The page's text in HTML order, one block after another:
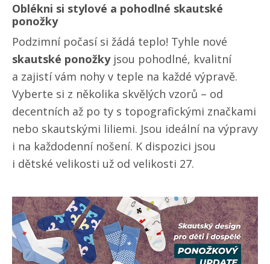
Oblékni si stylové a pohodlné skautské
ponožky
Podzimní počasí si žádá teplo! Tyhle nové
skautské ponožkyjsou pohodlné, kvalitní
a zajistí vám nohy v teple na každé výpravě.
Vyberte si z několika skvělých vzorů – od
decentních až po ty s topografickými značkami
nebo skautskými liliemi. Jsou ideální na výpravy
i na každodenní nošení. K dispozici jsou
i dětské velikosti už od velikosti 27.